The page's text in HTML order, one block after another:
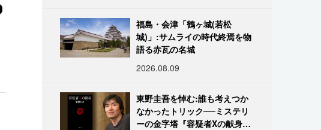
福島・会津「鶴ヶ城(若松
城)」:サムライの時代終焉を物
語る赤瓦の名城
2026.08.09
東野圭吾を悼む:誰も考えつか
なかったトリック──ミステリ
ーの金字塔『容疑者Xの献身』